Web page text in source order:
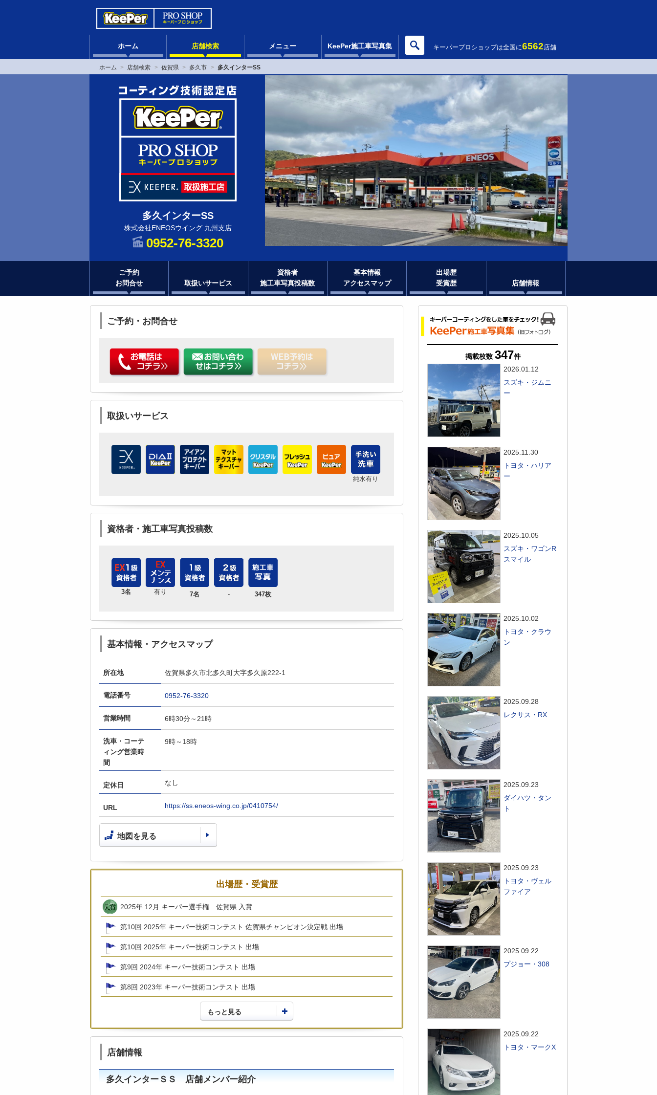
ホーム 店舗検索 メニュー KeePer施工車写真集 キーパープロショップは全国に6562店舗
ホーム 店舗検索 佐賀県 多久市 多久インターSS
多久インターSS
株式会社ENEOSウイング 九州支店
0952-76-3320
ご予約
お問合せ
取扱いサービス
資格者
施工車写真投稿数
基本情報
アクセスマップ
出場歴
受賞歴
店舗情報
ご予約・お問合せ
取扱いサービス
純水有り
資格者・施工車写真投稿数
3名 有り 7名 - 347枚
基本情報・アクセスマップ
所在地 佐賀県多久市北多久町大字多久原222-1
電話番号 0952-76-3320
営業時間 6時30分～21時
洗車・コーテ
ィング営業時
間
9時～18時
定休日 なし
URL https://ss.eneos-wing.co.jp/0410754/
地図を見る
出場歴・受賞歴
2025年 12月 キーパー選手権 佐賀県 入賞
第10回 2025年 キーパー技術コンテスト 佐賀県チャンピオン決定戦 出場
第10回 2025年 キーパー技術コンテスト 出場
第9回 2024年 キーパー技術コンテスト 出場
第8回 2023年 キーパー技術コンテスト 出場
もっと見る
店舗情報
多久インターＳＳ 店舗メンバー紹介
掲載枚数 347件
2026.01.12
スズキ・ジムニ
ー
2025.11.30
トヨタ・ハリア
ー
2025.10.05
スズキ・ワゴンR
スマイル
2025.10.02
トヨタ・クラウ
ン
2025.09.28
レクサス・RX
2025.09.23
ダイハツ・タン
ト
2025.09.23
トヨタ・ヴェル
ファイア
2025.09.22
プジョー・308
2025.09.22
トヨタ・マークX